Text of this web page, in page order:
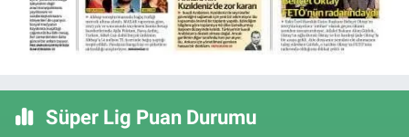
Süper Lig Puan Durumu